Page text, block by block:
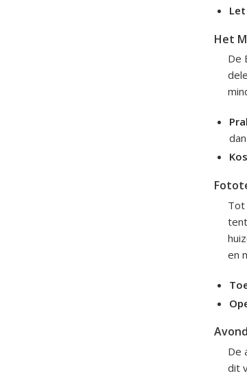
Het
De
Tot
en
De
dit